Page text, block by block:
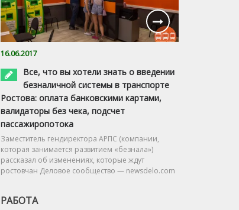
16.06.2017
Все, что вы хотели знать о введении
безналичной системы в транспорте
Ростова: оплата банковскими картами,
валидаторы без чека, подсчет
пассажиропотока
Заместитель гендиректора АРПС (компании,
которая занимается развитием «безнала»)
рассказал об изменениях, которые ждут
ростовчан Деловое сообщество — newsdelo.com
РАБОТА